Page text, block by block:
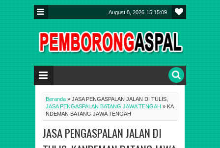
August 8, 2026 15:15:10
Beranda »
JASA PENGASPALAN BATANG JAWA TENGAH »
JASA PENGASPALAN JALAN DI TULIS,
KA
NDEMAN BATANG JAWA TENGAH
JASA PENGASPALAN JALAN DI